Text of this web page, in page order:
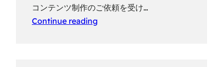
コンテンツ制作のご依頼を受け…
Continue reading